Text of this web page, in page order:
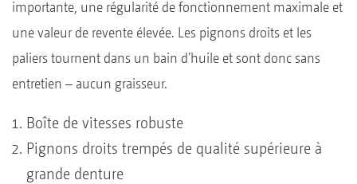
importante, une régularité de fonctionnement maximale et
une valeur de revente élevée. Les pignons droits et les
paliers tournent dans un bain d’huile et sont donc sans
entretien – aucun graisseur.
Boîte de vitesses robuste
Pignons droits trempés de qualité supérieure à
grande denture